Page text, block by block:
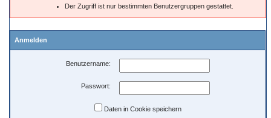
Der Zugriff ist nur bestimmten Benutzergruppen gestattet.
Anmelden
Benutzername:
Passwort:
Daten in Cookie speichern